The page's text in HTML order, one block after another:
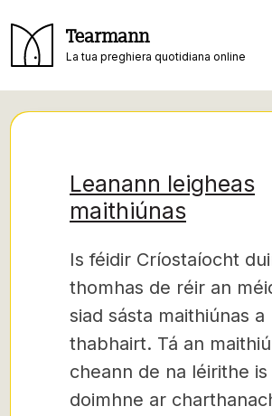
Tearmann
La tua preghiera quotidiana online
Leanann leigheas
maithiúnas
Is féidir Críostaíocht
thomhas de réir an
siad sásta maithiúnas a
thabhairt. Tá an
cheann de na léirithe is
doimhne ar